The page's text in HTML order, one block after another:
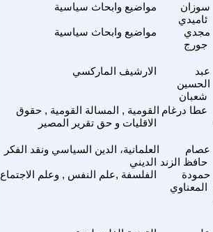
مواضيع وابحاث سياسية
سوزان
ئاميدي
مواضيع وابحاث سياسية
مجدي
جورج
الارشيف الماركسي
عبد
الحسين
شعبان
القومية , المسالة القومية , حقوق
الاقليات و حق تقرير المصير
عطا درغام
العلمانية، الدين السياسي ونقد الفكر
الديني
عصام
حافظ الزند
الفلسفة ,علم النفس , وعلم الاجتماع
حمودة
المعناوي